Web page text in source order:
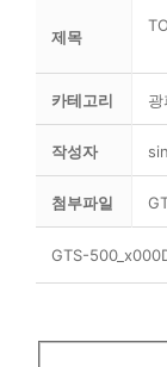
제목
카테고리
작성자
첨부파일
GTS-